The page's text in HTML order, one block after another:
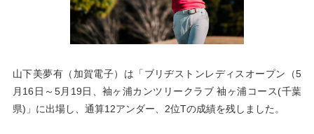
山下美夢有（加賀電子）は「ブリヂストンレディスオープン
（5
月16日～5月19日、袖ヶ浦カンツリークラブ 袖ヶ浦コース(千葉
県)」に出場し、通算12アンダー、2位Tの成績を残しました。